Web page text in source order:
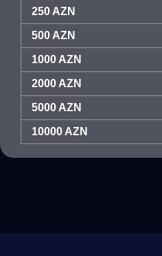
250 AZN
500 AZN
1000 AZN
2000 AZN
5000 AZN
10000 AZN